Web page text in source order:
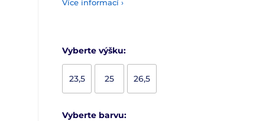
Více informací ›
Vyberte výšku:
23,5 25 26,5
Vyberte barvu: